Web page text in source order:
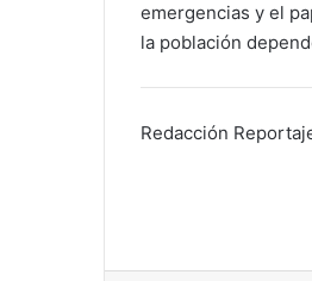
emergencias y el
la población
Redacción